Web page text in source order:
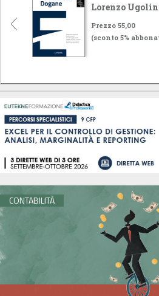
Lorenzo
Prezzo 55,00
(sconto 5%
CONTABILITÀ